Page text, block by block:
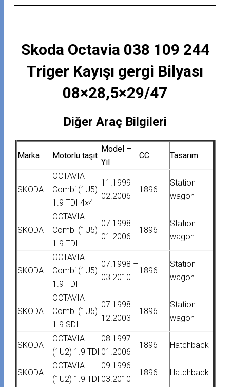
Skoda Octavia 038 109 244
Triger Kayışı gergi Bilyası
08×28,5×29/47
Diğer Araç Bilgileri
Marka Motorlu taşıt
Model –
Yıl
CC Tasarım
SKODA
OCTAVIA I
Combi (1U5)
1.9 TDI 4×4
11.1999 –
02.2006
1896
Station
wagon
SKODA
OCTAVIA I
Combi (1U5)
1.9 TDI
07.1998 –
01.2006
1896
Station
wagon
SKODA
OCTAVIA I
Combi (1U5)
1.9 TDI
07.1998 –
03.2010
1896
Station
wagon
SKODA
OCTAVIA I
Combi (1U5)
1.9 SDI
07.1998 –
12.2003
1896
Station
wagon
SKODA
OCTAVIA I
(1U2) 1.9 TDI
08.1997 –
01.2006
1896 Hatchback
SKODA
OCTAVIA I
(1U2) 1.9 TDI
09.1996 –
03.2010
1896 Hatchback